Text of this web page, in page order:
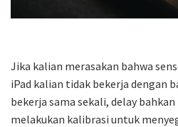
Jika kalian merasakan bahwa
iPad kalian tidak bekerja dengan
bekerja sama sekali, delay
melakukan kalibrasi untuk